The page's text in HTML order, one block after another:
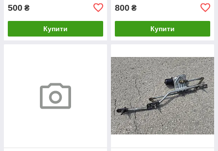
500 ₴
Купити
800 ₴
Купити